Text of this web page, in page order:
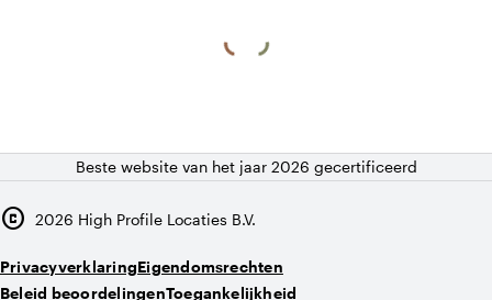
Beste website van het jaar 2026 gecertificeerd
copyright 2026 High Profile Locaties B.V.
PrivacyverklaringEigendomsrechten
Beleid beoordelingenToegankelijkheid